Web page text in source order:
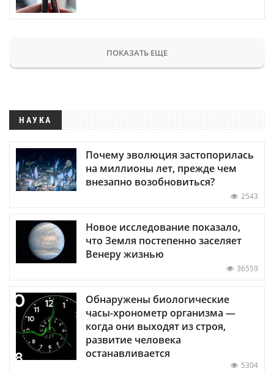
ПОКАЗАТЬ ЕЩЕ
НАУКА
Почему эволюция застопорилась
на миллионы лет, прежде чем
внезапно возобновиться?
2543
Новое исследование показало,
что Земля постепенно заселяет
Венеру жизнью
36559
Обнаружены биологические
часы-хронометр организма —
когда они выходят из строя,
развитие человека
останавливается
5304